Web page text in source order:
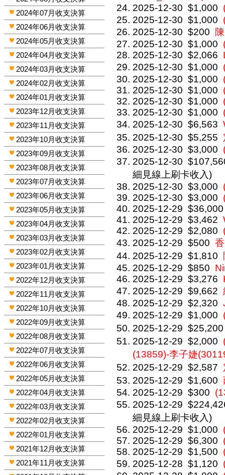
2024年07月收支決算
2024年06月收支決算
2024年05月收支決算
2024年04月收支決算
2024年03月收支決算
2024年02月收支決算
2024年01月收支決算
2023年12月收支決算
2023年11月收支決算
2023年10月收支決算
2023年09月收支決算
2023年08月收支決算
2023年07月收支決算
2023年06月收支決算
2023年05月收支決算
2023年04月收支決算
2023年03月收支決算
2023年02月收支決算
2023年01月收支決算
2022年12月收支決算
2022年11月收支決算
2022年10月收支決算
2022年09月收支決算
2022年08月收支決算
2022年07月收支決算
2022年06月收支決算
2022年05月收支決算
2022年04月收支決算
2022年03月收支決算
2022年02月收支決算
2022年01月收支決算
2021年12月收支決算
2021年11月收支決算
2025-12-30 $1,000
2025-12-30 $1,000
2025-12-30 $200
2025-12-30 $1,000
2025-12-30 $2,066
2025-12-30 $1,000
2025-12-30 $1,000
2025-12-30 $1,000
2025-12-30 $1,000
2025-12-30 $1,000
2025-12-30 $6,563
2025-12-30 $5,255
2025-12-30 $3,000
2025-12-30
細見線上刷卡收入)
2025-12-30 $3,000
2025-12-30 $3,000
2025-12-29 $36,000
2025-12-29 $3,462
2025-12-29 $2,080
2025-12-29 $500
2025-12-29 $1,810
2025-12-29 $850
2025-12-29 $3,276
2025-12-29 $9,662
2025-12-29 $2,320
2025-12-29 $1,000
2025-12-29 $25,200
2025-12-29 $2,000
(13859)-李子婕
2025-12-29 $2,587
2025-12-29 $1,600
2025-12-29 $300
2025-12-29
細見線上刷卡收入)
2025-12-29 $1,000
2025-12-29 $6,300
2025-12-29 $1,500
2025-12-28 $1,120